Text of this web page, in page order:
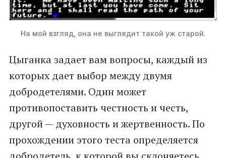
На мой взгляд, она не выглядит такой уж старой.
Цыганка задает вам вопросы, каждый из
которых дает выбор между двумя
добродетелями. Один может
противопоставить честность и честь,
другой — духовность и жертвенность. По
прохождении этого теста определяется